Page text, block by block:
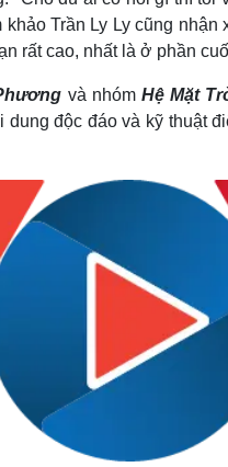
Trần Ly Ly cũng
rất cao, nhất là ở phần
và nhómHệ Mặt
độc đáo và kỹ thuật